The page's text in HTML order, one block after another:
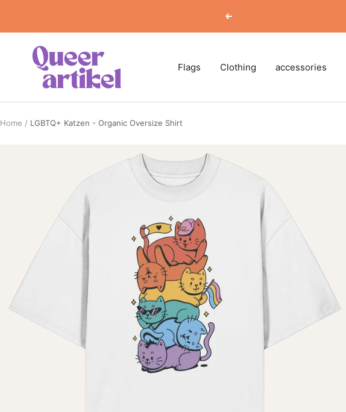
Previous
Flags Clothing accessories
Queerartikel
Home LGBTQ+ Katzen - Organic Oversize Shirt